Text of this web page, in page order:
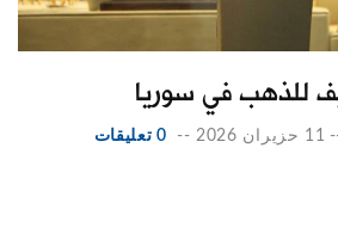
للذهب في سوريا
11 حزيران 2026 -- 0 تعليقات